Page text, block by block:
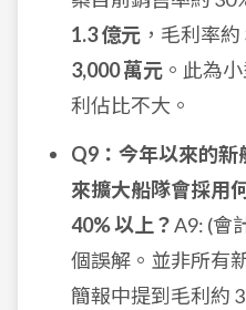
1.3 億元 ，毛利率
3,000 萬元 。此為
利佔比不大。
Q9：今年以來的新
來擴大船隊會採用
40% 以上？A9: (會
個誤解。並非所有
簡報中提到毛利約